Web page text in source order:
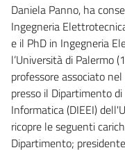
Daniela Panno, ha
Ingegneria
e il PhD in Ingegneria
l’Università di Palermo
professore associato nel
presso il Dipartimento
Informatica (DIEEI)
ricopre le seguenti
Dipartimento;